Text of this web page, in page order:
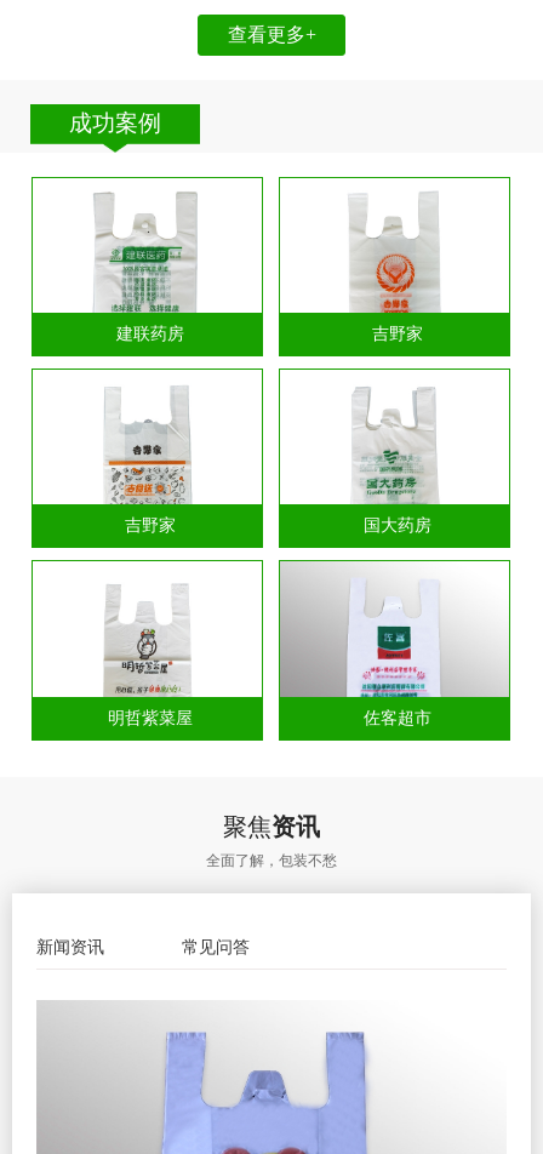
查看更多+
成功案例
建联药房 吉野家
吉野家 国大药房
明哲紫菜屋 佐客超市
聚焦资讯
全面了解，包装不愁
新闻资讯 常见问答